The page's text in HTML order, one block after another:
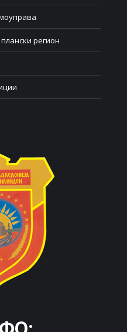
регион